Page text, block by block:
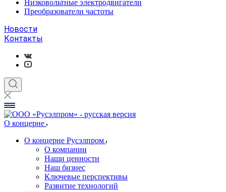
Низковольтные электродвигатели
Преобразователи частоты
Новости
Контакты
О концерне
О концерне Русэлпром
О компании
Наши ценности
Наш бизнес
Ключевые перспективы
Развитие технологий